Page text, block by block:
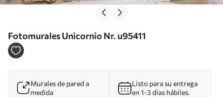
Fotomurales Unicornio Nr. u95411
Murales de pared a
medida
Listo para su entrega
en 1-3 días hábiles.